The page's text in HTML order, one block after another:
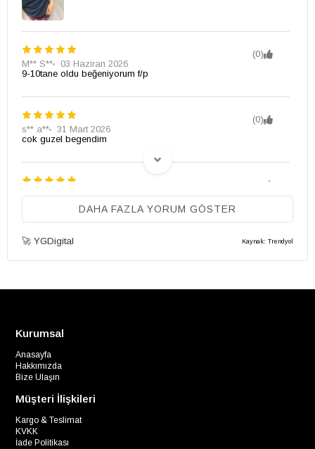
(0)
M** S**
03 Haziran 2026
9-10tane oldu beğeniyorum f/p
(0)
s** a**
31 Mart 2026
cok guzel begendim
A** K**
23 Mart 2026
tam beden alın gerçekten de çok güzel
Emel K.
23 Ocak 2026
DAHA FAZLA YORUM GÖSTER
🚀 YGDigital Kaynak: Trendyol
Kurumsal
Anasayfa
Hakkımızda
Bize Ulaşın
Müşteri İlişkileri
Kargo & Teslimat
KVKK
İade Politikası